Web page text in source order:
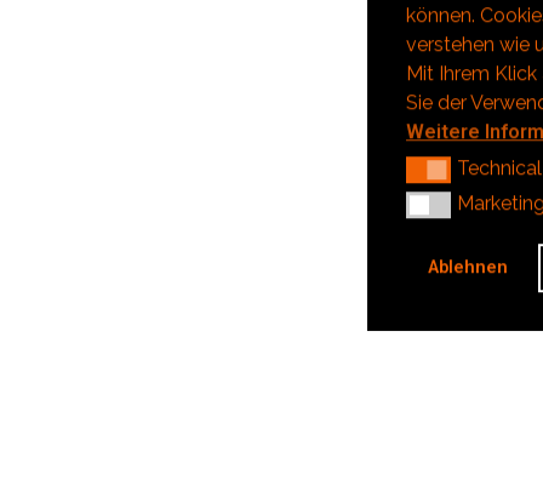
können.
verstehen wie
Mit Ihrem
Sie der
Weitere
TechnicalTechnical
Marketing
Ablehnen